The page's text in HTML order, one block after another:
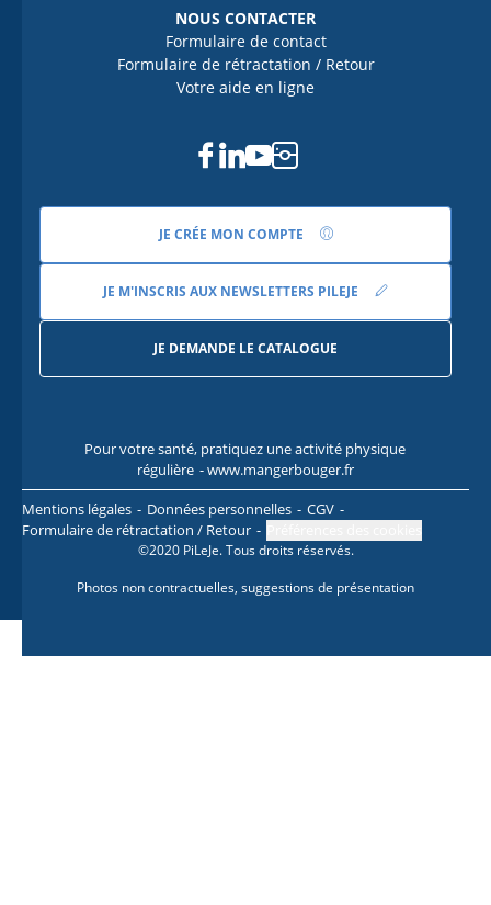
NOUS CONTACTER
Formulaire de contact
Formulaire de rétractation / Retour
Votre aide en ligne
Facebook
Linkedin
Youtube
Instagram
JE CRÉE MON COMPTE
JE M'INSCRIS AUX NEWSLETTERS PILEJE
JE DEMANDE LE CATALOGUE
Pour votre santé, pratiquez une activité physique
régulière - www.mangerbouger.fr
Mentions légales
Données personnelles
CGV
Formulaire de rétractation / Retour
©2020 PiLeJe. Tous droits réservés.
Photos non contractuelles, suggestions de présentation